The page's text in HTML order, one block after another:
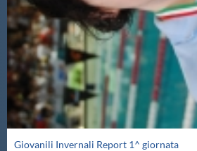
Giovanili Invernali Report 1^ giornata